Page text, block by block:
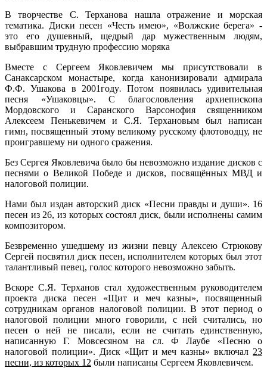
В творчестве С. Терханова нашла отражение и морская
тематика. Диски песен «Честь имею», «Волжские берега» -
это его душевный, щедрый дар мужественным людям,
выбравшим трудную профессию моряка
Вместе с Сергеем Яковлевичем мы присутствовали в
Санаксарском монастыре, когда канонизировали адмирала
Ф.Ф. Ушакова в 2001году. Потом появилась удивительная
песня «Ушаковцы». С благословления архиепископа
Мордовского и Саранского Варсонофия священником
Алексеем Пенькевичем и С.Я. Терхановым был написан
гимн, посвященный этому великому русскому флотоводцу, не
проигравшему ни одного сражения.
Без Сергея Яковлевича было бы невозможно издание дисков с
песнями о Великой Победе и дисков, посвящённых МВД и
налоговой полиции.
Нами был издан авторский диск «Песни правды и души». 16
песен из 26, из которых состоял диск, были исполнены самим
композитором.
Безвременно ушедшему из жизни певцу Алексею Стрюкову
Сергей посвятил диск песен, исполнителем которых был этот
талантливый певец, голос которого невозможно забыть.
Вскоре С.Я. Терханов стал художественным руководителем
проекта диска песен «Щит и меч казны», посвященный
сотрудникам органов налоговой полиции. В этот период о
налоговой полиции много говорили, с ней считались, но
песен о ней не писали, если не считать единственную,
написанную Г. Мовсесяном на сл. Ф Лаубе «Песню о
налоговой полиции». Диск «Щит и меч казны» включал 23
песни, из которых 12 были написаны Сергеем Яковлевичем.